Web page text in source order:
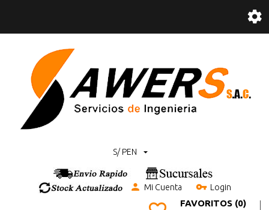
S/ PEN
Mi Cuenta Login
FAVORITOS (0)